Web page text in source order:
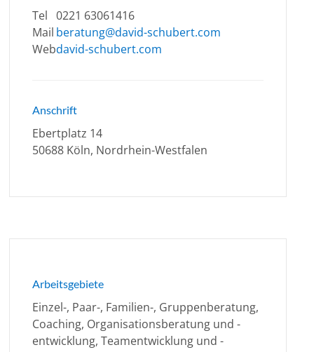
Tel 0221 63061416
Mail beratung@david-schubert.com
Webdavid-schubert.com
Anschrift
Ebertplatz 14
50688 Köln, Nordrhein-Westfalen
Arbeitsgebiete
Einzel-, Paar-, Familien-, Gruppenberatung,
Coaching, Organisationsberatung und -
entwicklung, Teamentwicklung und -